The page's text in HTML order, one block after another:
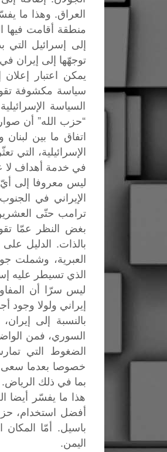
العراق. وهذا ما
منطقة أقامت فيها
إلى إسرائيل
توجهّها إلى إيران
يمكن اعتبار
سياسة مكشوفة
السياسة
“حزب الله” أن
اتفاق ما بين
الإسرائيلية، التي
في خدمة أهداف لا
ليس معروفا إلى
الإيراني في
ترامب حتّى
بغض النظر عمّا
بالذات. الدليل على
العبرية، وشملت
الذي تسيطر عليه
ليس سرّا أن
إيراني ولولا وجود
بالنسبة إلى
السوري، فمن
الضغوط التي
خصوصا بعدما سعى
بما في ذلك الرياض.
هذا ما يفسّر أيضا
أفضل استخدام،
باسيل. أمّا
اليمن.